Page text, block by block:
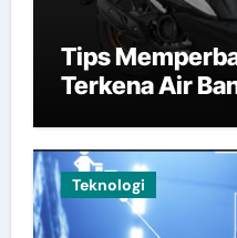
Tips
Terkena Air
Teknologi